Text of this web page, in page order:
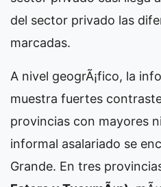
del sector privado las
marcadas.
A nivel geogrÃ¡fico, la
muestra fuertes
provincias con mayores
informal asalariado se
Grande. En tres